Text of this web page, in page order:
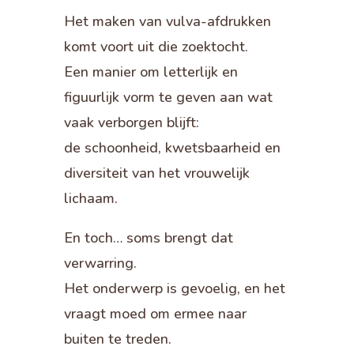
Het maken van vulva-afdrukken
komt voort uit die zoektocht.
Een manier om letterlijk en
figuurlijk vorm te geven aan wat
vaak verborgen blijft:
de schoonheid, kwetsbaarheid en
diversiteit van het vrouwelijk
lichaam.
En toch… soms brengt dat
verwarring.
Het onderwerp is gevoelig, en het
vraagt moed om ermee naar
buiten te treden.